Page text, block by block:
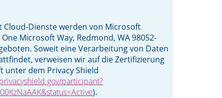
Cloud-Dienste werden von Microsoft
Microsoft Way, Redmond, WA 98052-
Soweit eine Verarbeitung von Daten
verweisen wir auf die Zertifizierung
unter dem Privacy Shield
participant?
).